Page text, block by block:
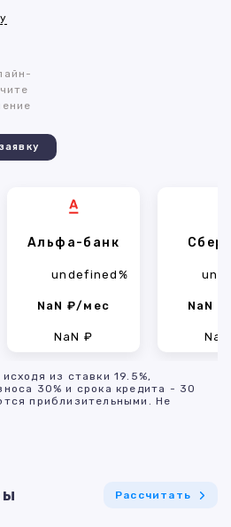
Альфа-банк
undefined%
NaN ₽/мес
NaN ₽
NaN
из ставки 19.5%,
30% и срока кредита - 30
приблизительными. Не
Рассчитать